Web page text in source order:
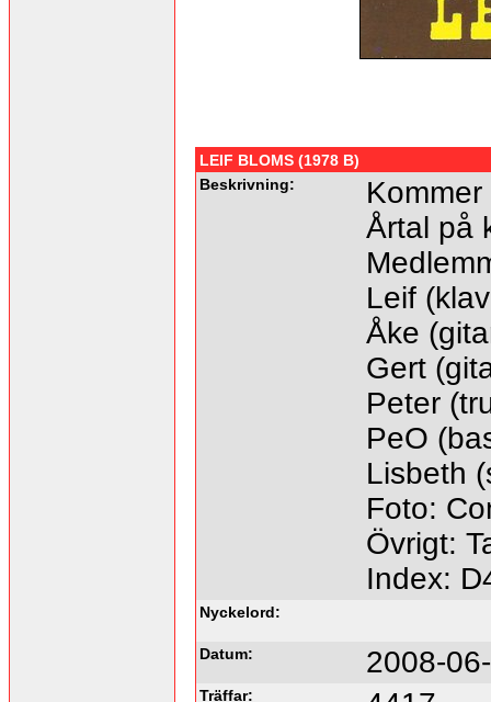
LEIF BLOMS (1978 B)
Beskrivning:
Årtal på
Leif
Åke
Gert
Peter
PeO
Lisbeth
Foto:
Övrigt:
Index:
Nyckelord:
Datum: 2008-
Träffar: